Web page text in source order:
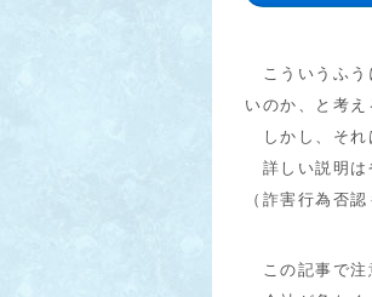
こういうふう
いのか、と考え
しかし、それ
詳しい説明は
（詐害行為否
この記事で注